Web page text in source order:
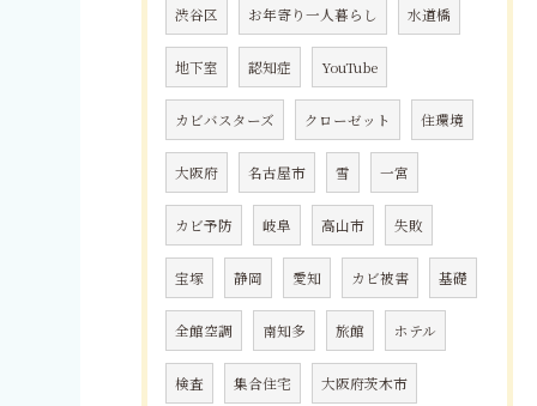
渋谷区 お年寄り一人暮らし 水道橋
地下室 認知症 YouTube
カビバスターズ クローゼット 住環境
大阪府 名古屋市 雪 一宮
カビ予防 岐阜 高山市 失敗
宝塚 静岡 愛知 カビ被害 基礎
全館空調 南知多 旅館 ホテル
検査 集合住宅 大阪府茨木市